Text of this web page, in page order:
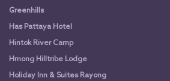
Greenhills
Has Pattaya Hotel
Hintok River Camp
Hmong Hilltribe Lodge
Holiday Inn & Suites Rayong